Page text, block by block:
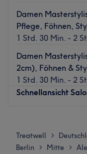
About Koji
Koji stands out for
understanding of
wishes to life with
attentive, and
What we like about
Expertise: Haircuts
Damen
Pflege, Föhnen,
1 Std. 30 Min. - 2
Damen
2cm), Föhnen &
1 Std. 30 Min. - 2
Schnellansicht
Dienstag
Mittwoch
Treatwell >
Berlin > Mitte >